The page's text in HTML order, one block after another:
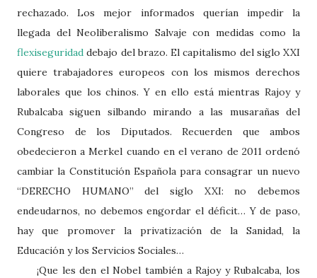
rechazado. Los mejor informados querían impedir la
llegada del Neoliberalismo Salvaje con medidas como la
flexiseguridad debajo del brazo. El capitalismo del siglo XXI
quiere trabajadores europeos con los mismos derechos
laborales que los chinos. Y en ello está mientras Rajoy y
Rubalcaba siguen silbando mirando a las musarañas del
Congreso de los Diputados. Recuerden que ambos
obedecieron a Merkel cuando en el verano de 2011 ordenó
cambiar la Constitución Española para consagrar un nuevo
“DERECHO HUMANO” del siglo XXI: no debemos
endeudarnos, no debemos engordar el déficit… Y de paso,
hay que promover la privatización de la Sanidad, la
Educación y los Servicios Sociales…
¡Que les den el Nobel también a Rajoy y Rubalcaba, los